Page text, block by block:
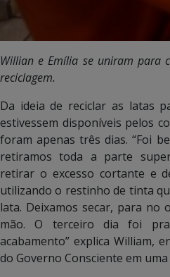
Willian e Emília se uniram para
reciclagem.
Da ideia de reciclar as latas
estivessem disponíveis pelos
foram apenas três dias. “Foi
retiramos toda a parte
retirar o excesso cortante e
utilizando o restinho de tinta
lata. Deixamos secar, para no
mão. O terceiro dia foi
acabamento” explica William,
do Governo Consciente em